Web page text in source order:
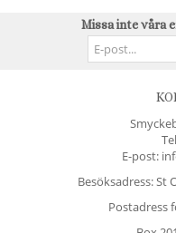
Missa inte våra
E-post:
Besöksadress: St
Postadress